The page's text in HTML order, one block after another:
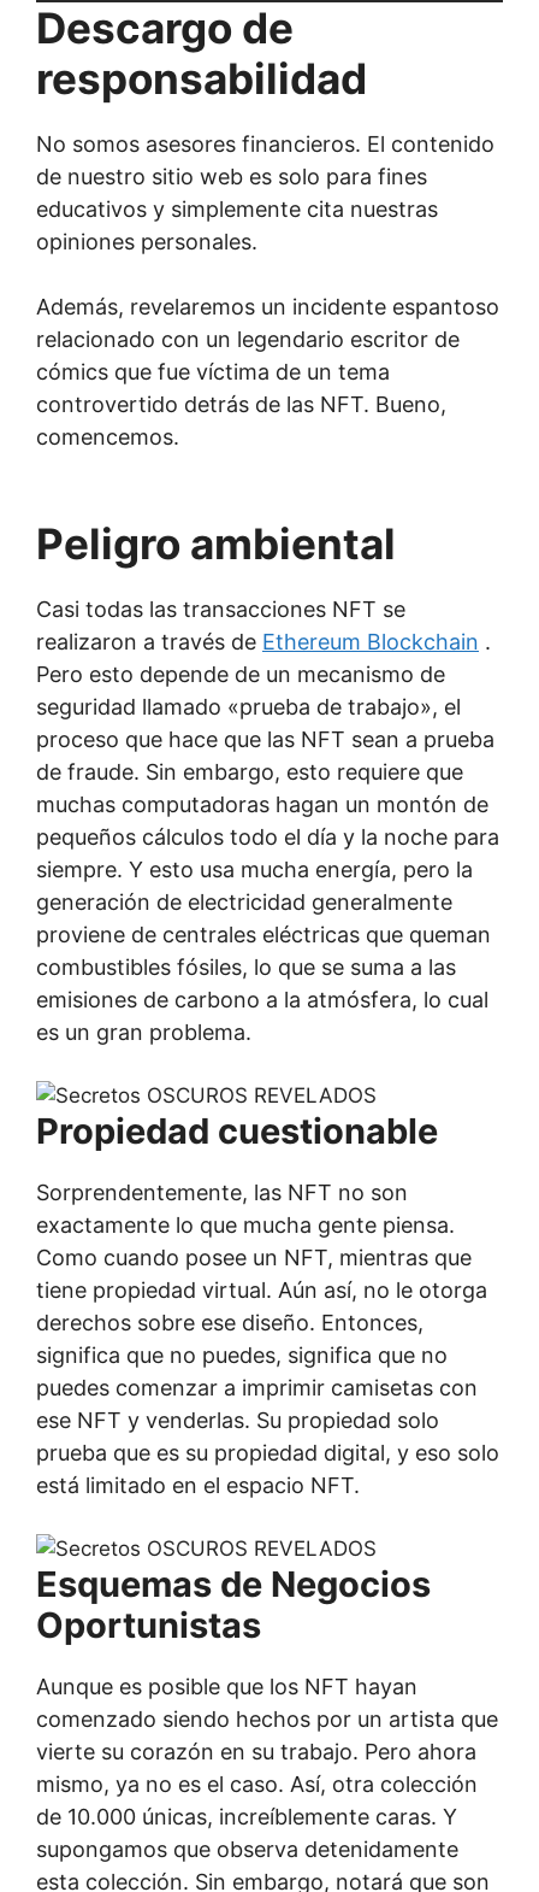
Descargo de
responsabilidad
No somos asesores financieros. El contenido
de nuestro sitio web es solo para fines
educativos y simplemente cita nuestras
opiniones personales.
Además, revelaremos un incidente espantoso
relacionado con un legendario escritor de
cómics que fue víctima de un tema
controvertido detrás de las NFT. Bueno,
comencemos.
Peligro ambiental
Casi todas las transacciones NFT se
realizaron a través de Ethereum Blockchain .
Pero esto depende de un mecanismo de
seguridad llamado «prueba de trabajo», el
proceso que hace que las NFT sean a prueba
de fraude. Sin embargo, esto requiere que
muchas computadoras hagan un montón de
pequeños cálculos todo el día y la noche para
siempre. Y esto usa mucha energía, pero la
generación de electricidad generalmente
proviene de centrales eléctricas que queman
combustibles fósiles, lo que se suma a las
emisiones de carbono a la atmósfera, lo cual
es un gran problema.
Propiedad cuestionable
Sorprendentemente, las NFT no son
exactamente lo que mucha gente piensa.
Como cuando posee un NFT, mientras que
tiene propiedad virtual. Aún así, no le otorga
derechos sobre ese diseño. Entonces,
significa que no puedes, significa que no
puedes comenzar a imprimir camisetas con
ese NFT y venderlas. Su propiedad solo
prueba que es su propiedad digital, y eso solo
está limitado en el espacio NFT.
Esquemas de Negocios
Oportunistas
Aunque es posible que los NFT hayan
comenzado siendo hechos por un artista que
vierte su corazón en su trabajo. Pero ahora
mismo, ya no es el caso. Así, otra colección
de 10.000 únicas, increíblemente caras. Y
supongamos que observa detenidamente
esta colección. Sin embargo, notará que son